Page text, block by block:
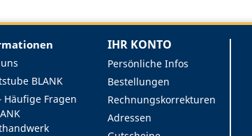
BLANK
Häufige Fragen
IHR KONTO
Persönliche Infos
Bestellungen
Rechnungskorrekturen
Adressen